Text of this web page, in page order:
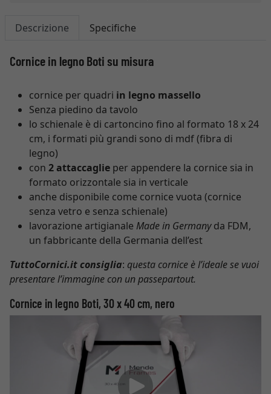
Descrizione Specifiche
Cornice in legno Boti su misura
cornice per quadri in legno massello
Senza piedino da tavolo
lo schienale è di cartoncino fino al formato 18 x 24
cm, i formati più grandi sono di mdf (fibra di
legno)
con 2 attaccaglie per appendere la cornice sia in
formato orizzontale sia in verticale
anche disponibile come cornice vuota (cornice
senza vetro e senza schienale)
lavorazione artigianale Made in Germanyda FDM,
un fabbricante della Germania dell’est
TuttoCornici.it consiglia: questa cornice è l’ideale se vuoi
presentare l’immagine con un passepartout.
Cornice in legno Boti, 30 x 40 cm, nero